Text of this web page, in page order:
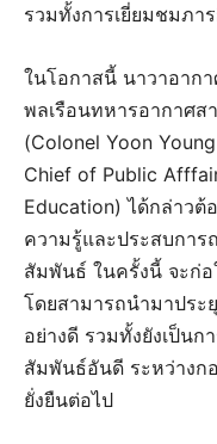
รวมทั้งการเยี่ยมชมภา
ในโอกาสนี้ นาวาอาก
พลเรือนทหารอากาศส
(Colonel Yoon
Chief of Public
Education) ได้กล่าวต้
ความรู้และประสบกา
สัมพันธ์ ในครั้งนี้ จะก่
โดยสามารถนำมาประ
อย่างดี รวมทั้งยังเป็น
สัมพันธ์อันดี ระหว่างก
ยั่งยืนต่อไป